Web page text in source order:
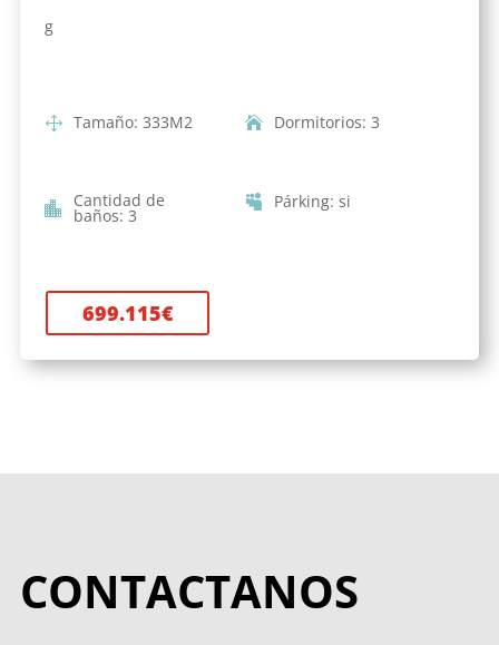
g
Tamaño: 333M2 Dormitorios: 3
Cantidad de
baños: 3
Párking: si
699.115€
CONTACTANOS